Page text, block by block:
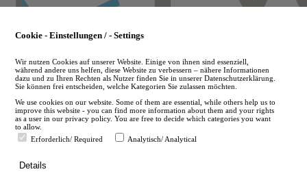
en
Cookie - Einstellungen / - Settings
Wir nutzen Cookies auf unserer Website. Einige von ihnen sind essenziell,
während andere uns helfen, diese Website zu verbessern – nähere Informationen
dazu und zu Ihren Rechten als Nutzer finden Sie in unserer Datenschutzerklärung.
Sie können frei entscheiden, welche Kategorien Sie zulassen möchten.
We use cookies on our website. Some of them are essential, while others help us to
improve this website - you can find more information about them and your rights
as a user in our privacy policy. You are free to decide which categories you want
to allow.
Erforderlich/ Required
Analytisch/ Analytical
Details